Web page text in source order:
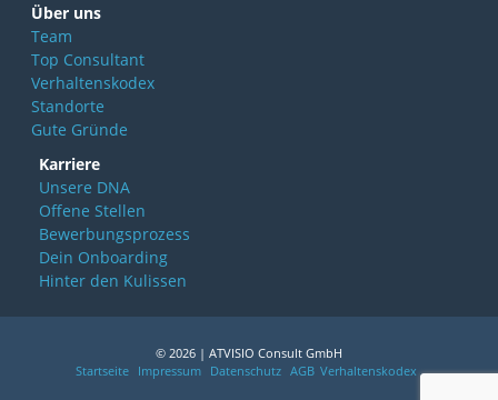
Über uns
Team
Top Consultant
Verhaltenskodex
Standorte
Gute Gründe
Karriere
Unsere DNA
Offene Stellen
Bewerbungsprozess
Dein Onboarding
Hinter den Kulissen
© 2026 | ATVISIO Consult GmbH
Startseite Impressum Datenschutz AGB Verhaltenskodex